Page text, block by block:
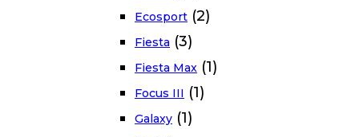
Ecosport (2)
Fiesta (3)
Fiesta Max (1)
Focus III (1)
Galaxy (1)